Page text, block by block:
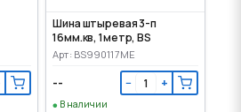
Шина штыревая 3-п
16мм.кв, 1метр, BS
Арт: BS990117ME
-- − +
В наличии